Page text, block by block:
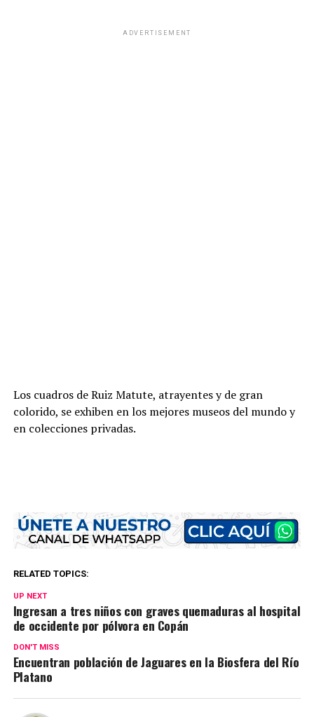
ADVERTISEMENT
Los cuadros de Ruiz Matute, atrayentes y de gran
colorido, se exhiben en los mejores museos del mundo y
en colecciones privadas.
RELATED TOPICS:
UP NEXT
Ingresan a tres niños con graves quemaduras al hospital
de occidente por pólvora en Copán
DON'T MISS
Encuentran población de Jaguares en la Biosfera del Río
Platano